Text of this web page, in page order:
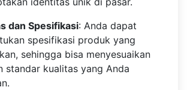
dan Spesifikasi: Anda dapat
spesifikasi produk yang
sehingga bisa menyesuaikan
standar kualitas yang Anda